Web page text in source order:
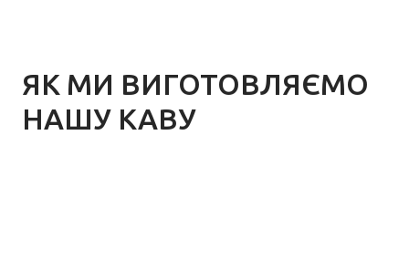
ЯК МИ ВИГОТОВЛЯЄМО
НАШУ КАВУ